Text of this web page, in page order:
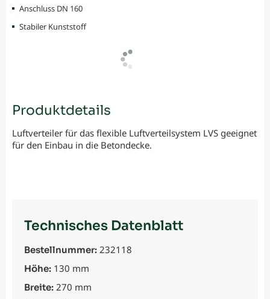
Anschluss DN 160
Stabiler Kunststoff
Produktdetails
Luftverteiler für das flexible Luftverteilsystem LVS geeignet
für den Einbau in die Betondecke.
Technisches Datenblatt
Bestellnummer: 232118
Höhe: 130 mm
Breite: 270 mm